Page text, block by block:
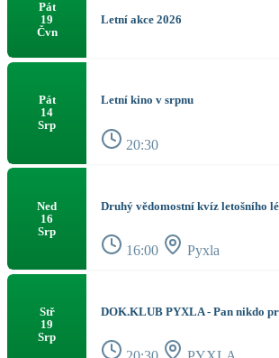
Pát
19
Čvn
Letní akce 2026
Pát
14
Srp
Letní kino v srpnu
20:30
Ned
16
Srp
Druhý vědomostní kvíz letošního
16:00 Pyxla
Stř
19
Srp
DOK.KLUB PYXLA - Pan nikdo